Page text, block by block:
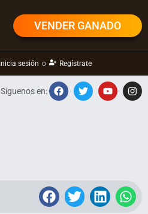
VENDER GANADO
Inicia sesión o Regístrate
Síguenos en: